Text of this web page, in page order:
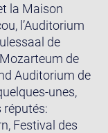
la Maison
l’Auditorium
de
de
Auditorium de
unes,
réputés:
Festival des